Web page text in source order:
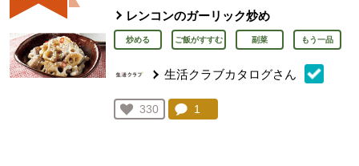
レンコンのガーリック炒め
炒める ご飯がすすむ 副菜 もう一品
生活クラブカタログさん
お気に入り登録：
330
人が登録
コメント：
1